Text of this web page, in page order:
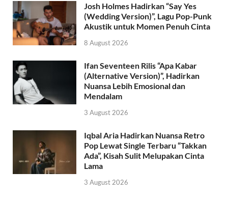
Josh Holmes Hadirkan “Say Yes
(Wedding Version)”, Lagu Pop-Punk
Akustik untuk Momen Penuh Cinta
8 August 2026
Ifan Seventeen Rilis “Apa Kabar
(Alternative Version)”, Hadirkan
Nuansa Lebih Emosional dan
Mendalam
3 August 2026
Iqbal Aria Hadirkan Nuansa Retro
Pop Lewat Single Terbaru “Takkan
Ada”, Kisah Sulit Melupakan Cinta
Lama
3 August 2026